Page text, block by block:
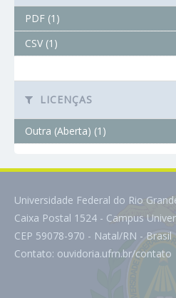
PDF (1)
CSV (1)
LICENÇAS
Outra (Aberta) (1)
Universidade Federal do Rio
Caixa Postal 1524 - Campus
CEP 59078-970 - Natal/RN - Brasil
Contato: ouvidoria.ufrn.br/contato